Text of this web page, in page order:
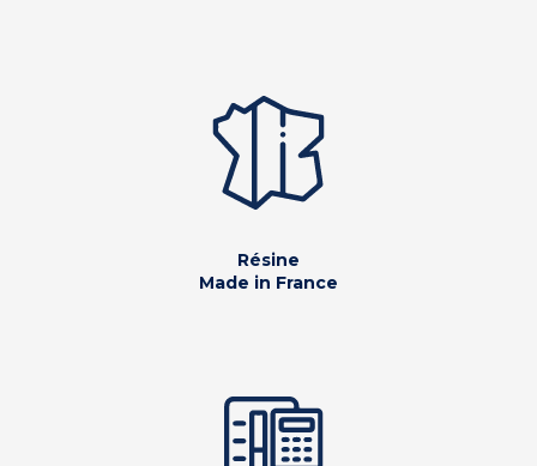
Résine
Made in France